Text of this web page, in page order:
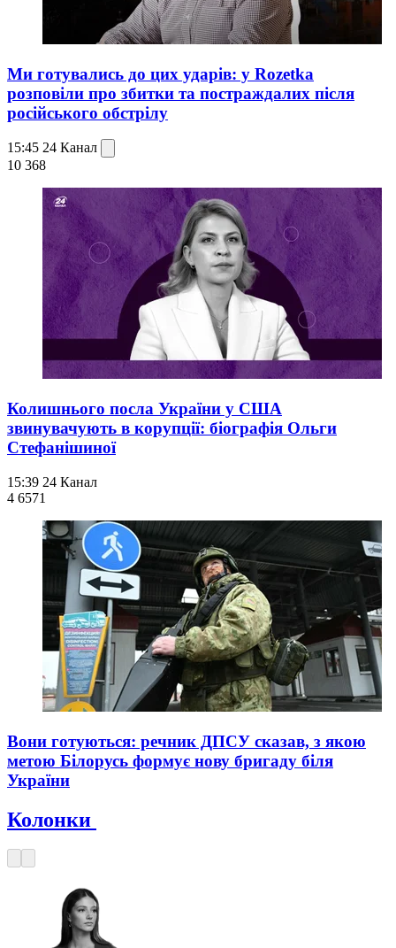
Ми готувались до цих ударів: у Rozetka
розповіли про збитки та постраждалих після
російського обстрілу
15:45 24 Канал
10 368
Колишнього посла України у США
звинувачують в корупції: біографія Ольги
Стефанішиної
15:39 24 Канал
4 6571
Вони готуються: речник ДПСУ сказав, з якою
метою Білорусь формує нову бригаду біля
України
Колонки